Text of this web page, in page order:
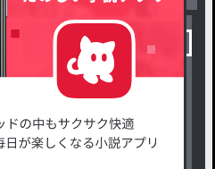
ジャンルから探す
恋愛・ロマンス
ファンタジー・異世界・SF